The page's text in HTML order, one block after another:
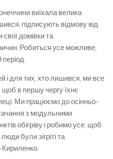
виїхала велика
підписують відмову від
свої домівки та
Робиться усе можливе,
і для тих, хто лишився, ми все
в першу чергу їхнє
Ми працюємо до осінньо-
з модульними
обігріву і робимо усе, щоб
були зігріті та